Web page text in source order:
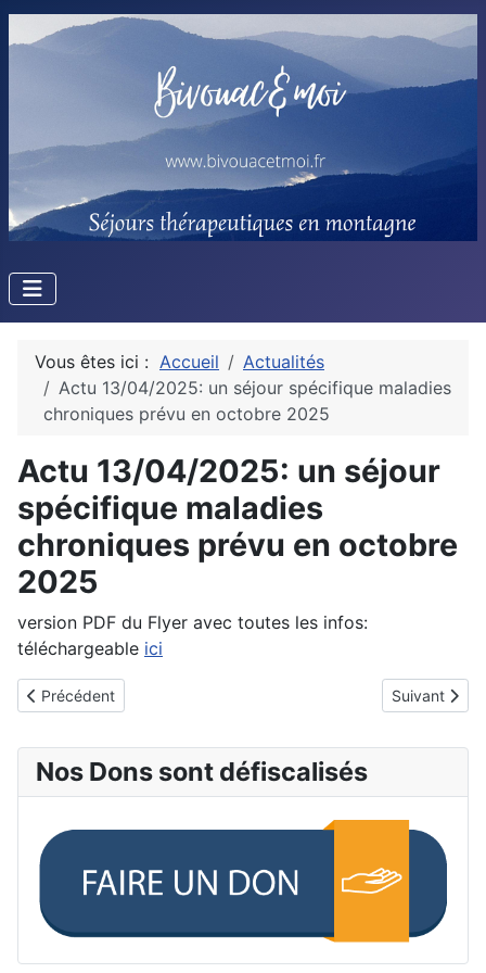
Vous êtes ici : Accueil
Actualités
Actu 13/04/2025: un séjour spécifique maladies
chroniques prévu en octobre 2025
Actu 13/04/2025: un séjour
spécifique maladies
chroniques prévu en octobre
2025
version PDF du Flyer avec toutes les infos:
téléchargeable ici
Article précédent : Actu 05/05/2025: Compte Rendu du Séjour
Précédent Article
Suivant
Nos Dons sont défiscalisés